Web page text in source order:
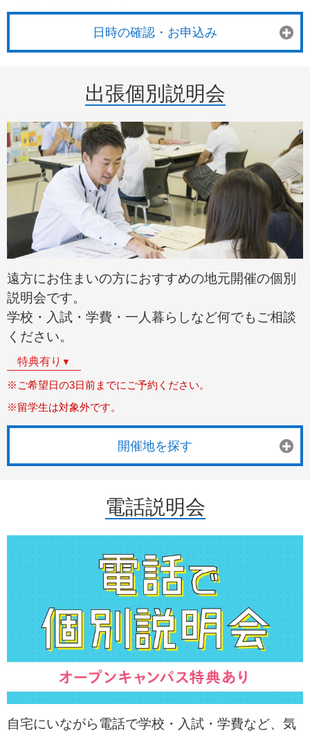
日時の確認・お申込み
出張個別説明会
遠方にお住まいの方におすすめの地元開催の個別
説明会です。
学校・入試・学費・一人暮らしなど何でもご相談
ください。
特典有り ▼
※ご希望日の3日前までにご予約ください。
※留学生は対象外です。
開催地を探す
電話説明会
自宅にいながら電話で学校・入試・学費など、気